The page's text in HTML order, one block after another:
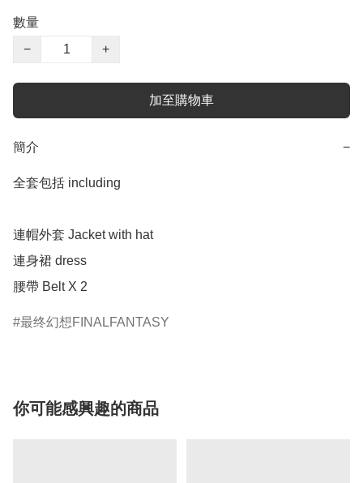
數量
−
+
加至購物車
簡介 −
全套包括 including
連帽外套 Jacket with hat
連身裙 dress
腰帶 Belt X 2
最终幻想FINALFANTASY
你可能感興趣的商品